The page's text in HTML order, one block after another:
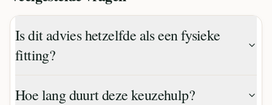
Is dit advies hetzelfde als een fysieke
fitting?
Hoe lang duurt deze keuzehulp?